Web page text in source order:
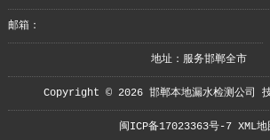
邮箱：
地址：服务邯郸全市
Copyright © 2026 邯郸本地漏水检测公司
闽ICP备17023363号-7 XML地